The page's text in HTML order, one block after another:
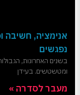
אנימציה, חשיבה
נפגשים
בשנים האחרונות,
ומטשטשים. בעידן
מעבר לסדרה »